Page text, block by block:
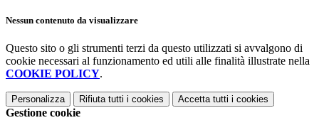
Nessun contenuto da visualizzare
Questo sito o gli strumenti terzi da questo utilizzati si avvalgono di
cookie necessari al funzionamento ed utili alle finalità illustrate nella
COOKIE POLICY.
Personalizza Rifiuta tutti i cookies Accetta tutti i cookies
Gestione cookie